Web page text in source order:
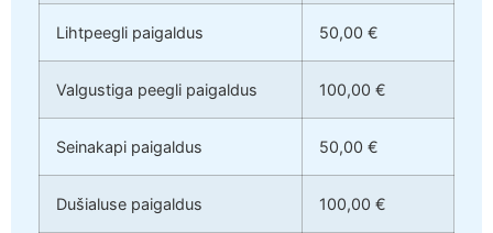
Lihtpeegli paigaldus 50,00 €
Valgustiga peegli paigaldus 100,00 €
Seinakapi paigaldus 50,00 €
Dušialuse paigaldus 100,00 €